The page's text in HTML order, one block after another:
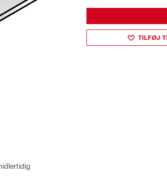
TILFØJ